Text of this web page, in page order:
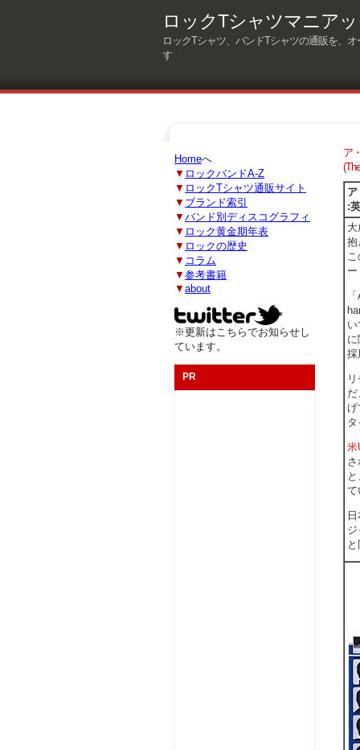
ロックTシャツマニア
ロックTシャツ、バンドTシャツの通販を、
す
ア
:
抱
採
げ
米
て
Homeへ
▼ ロックバンドA-Z
▼ ロックTシャツ通販サイト
▼ ブランド索引
▼ バンド別ディスコグラフィ
▼ ロック黄金期年表
▼ ロックの歴史
▼ コラム
▼ 参考書籍
▼ about
※更新はこちらでお知らせし
ています。
PR